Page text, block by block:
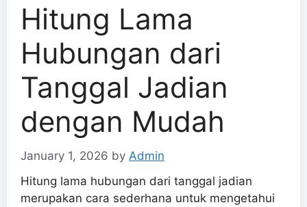
Hitung Lama
Hubungan dari
Tanggal Jadian
dengan Mudah
January 1, 2026 by Admin
Hitung lama hubungan dari tanggal jadian
merupakan cara sederhana untuk mengetahui